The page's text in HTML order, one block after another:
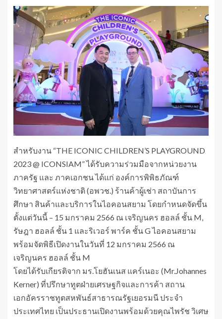
สำหรับงาน “THE ICONIC CHILDREN’S PLAYGROUND
2023 @ ICONSIAM” ได้รับความร่วมมือจากหน่วยงาน
ภาครัฐ และ ภาคเอกชน ได้แก่ องค์การพิพิธภัณฑ์
วิทยาศาสตร์แห่งชาติ (อพวช.) ร้านค้าผู้เช่า สถาบันการ
ศึกษา สินค้าและบริการในไอคอนสยาม โดยกำหนดจัดขึ้น
ตั้งแต่วันนี้ – 15 มกราคม 2566 ณ เจริญนคร ฮอลล์ ชั้น M,
รัษฎา ฮอลล์ ชั้น 1 และริเวอร์ พาร์ค ชั้น G ไอคอนสยาม
พร้อมจัดพิธีเปิดงานในวันที่ 12 มกราคม 2566 ณ
เจริญนคร ฮอลล์ ชั้น M
โดยได้รับเกียรติจาก มร.โยฮันเนส แคร์เนอะ (Mr.Johannes
Kerner) ที่ปรึกษาทูตฝ่ายเศรษฐกิจและการค้า สถาน
เอกอัครราชทูตสหพันธ์สาธารณรัฐเยอรมนี ประจำ
ประเทศไทย เป็นประธานเปิดงานพร้อมด้วยคุณไพรัช วิเศษ